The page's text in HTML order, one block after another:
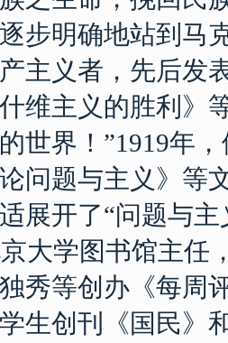
步明确地站到马
主义者， 先后发
维主义的胜利》
世界！ ”1919年，
问题与主义》等
展开了“问题与
大学图书馆主任
秀等创办《每周
生创刊《国民》